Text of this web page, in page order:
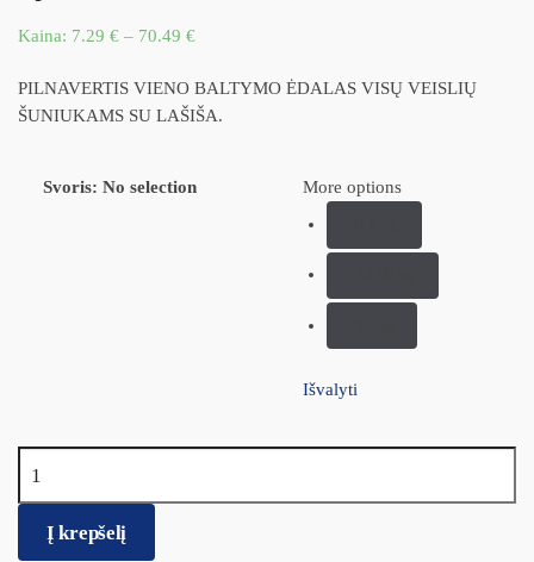
Kaina: 7.29 € – 70.49 €
PILNAVERTIS VIENO BALTYMO ĖDALAS VISŲ VEISLIŲ
ŠUNIUKAMS SU LAŠIŠA.
Svoris: No selection More options
Išvalyti
Į krepšelį